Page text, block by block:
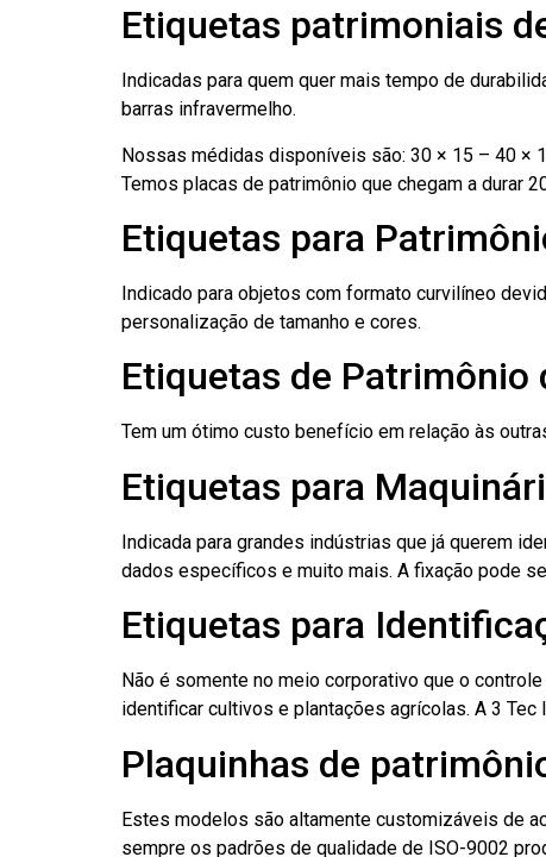
Etiquetas patrimoniais
Indicadas para quem quer mais tempo de
barras infravermelho.
Nossas médidas disponíveis são: 30 × 15 – 40 ×
Temos placas de patrimônio que chegam a durar
Etiquetas para
Indicado para objetos com formato curvilíneo
personalização de tamanho e cores.
Etiquetas de Patrimônio
Tem um ótimo custo benefício em relação às
Etiquetas para
Indicada para grandes indústrias que já querem
dados específicos e muito mais. A fixação pode
Etiquetas para
Não é somente no meio corporativo que o
identificar cultivos e plantações agrícolas. A 3
Plaquinhas de
Estes modelos são altamente customizáveis de
sempre os padrões de qualidade de ISO-9002